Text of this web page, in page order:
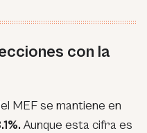
con la
MEF se mantiene en
Aunque esta cifra es